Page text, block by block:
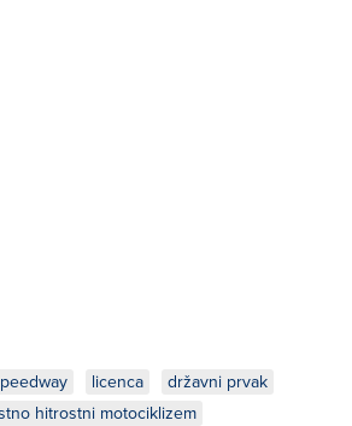
licenca
državni prvak
hitrostni motociklizem